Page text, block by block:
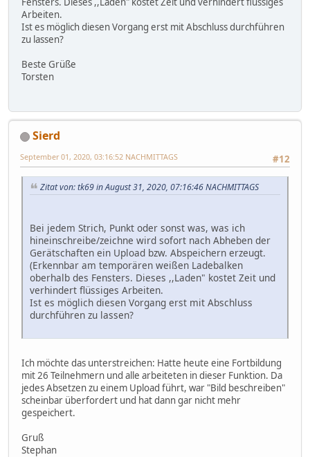
Arbeiten.
Ist es möglich diesen Vorgang erst mit Abschluss durchführen
zu lassen?
Beste Grüße
Torsten
Sierd
#12
September 01, 2020, 03:16:52 NACHMITTAGS
Zitat von: tk69 in August 31, 2020, 07:16:46 NACHMITTAGS
Bei jedem Strich, Punkt oder sonst was, was ich
hineinschreibe/zeichne wird sofort nach Abheben der
Gerätschaften ein Upload bzw. Abspeichern erzeugt.
(Erkennbar am temporären weißen Ladebalken
oberhalb des Fensters. Dieses ,,Laden" kostet Zeit und
verhindert flüssiges Arbeiten.
Ist es möglich diesen Vorgang erst mit Abschluss
durchführen zu lassen?
Ich möchte das unterstreichen: Hatte heute eine Fortbildung
mit 26 Teilnehmern und alle arbeiteten in dieser Funktion. Da
jedes Absetzen zu einem Upload führt, war "Bild beschreiben"
scheinbar überfordert und hat dann gar nicht mehr
gespeichert.
Gruß
Stephan